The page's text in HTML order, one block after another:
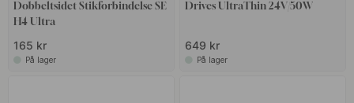
Dobbeltsidet Stikforbindelse SE
H4 Ultra
165 kr
På lager
Drives UltraThin 24V/50W
649 kr
På lager